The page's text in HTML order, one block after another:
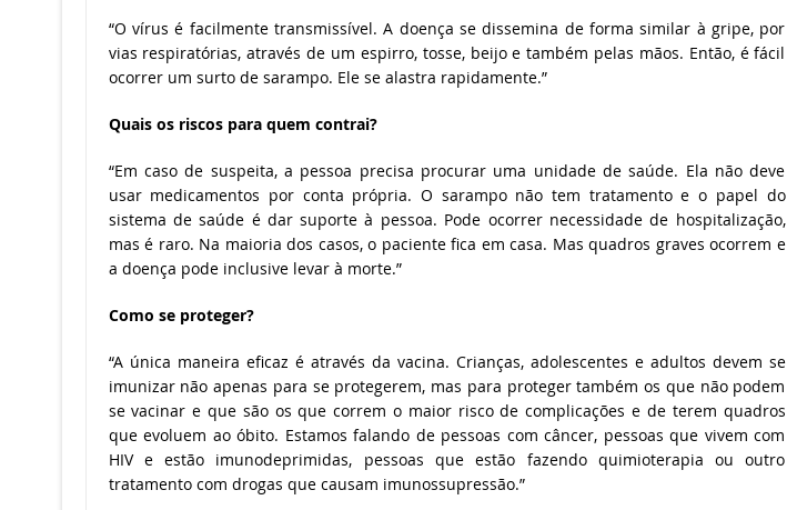
“O vírus é facilmente transmissível. A doença se dissemina de forma similar à gripe, por
vias respiratórias, através de um espirro, tosse, beijo e também pelas mãos. Então, é fácil
ocorrer um surto de sarampo. Ele se alastra rapidamente.”
Quais os riscos para quem contrai?
“Em caso de suspeita, a pessoa precisa procurar uma unidade de saúde. Ela não deve
usar medicamentos por conta própria. O sarampo não tem tratamento e o papel do
sistema de saúde é dar suporte à pessoa. Pode ocorrer necessidade de hospitalização,
mas é raro. Na maioria dos casos, o paciente fica em casa. Mas quadros graves ocorrem e
a doença pode inclusive levar à morte.”
Como se proteger?
“A única maneira eficaz é através da vacina. Crianças, adolescentes e adultos devem se
imunizar não apenas para se protegerem, mas para proteger também os que não podem
se vacinar e que são os que correm o maior risco de complicações e de terem quadros
que evoluem ao óbito. Estamos falando de pessoas com câncer, pessoas que vivem com
HIV e estão imunodeprimidas, pessoas que estão fazendo quimioterapia ou outro
tratamento com drogas que causam imunossupressão.”